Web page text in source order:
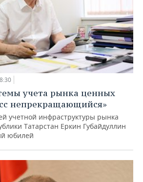
учета рынка ценных
непрекращающийся»
учетной инфраструктуры рынка
Татарстан Еркин Губайдуллин
юбилей